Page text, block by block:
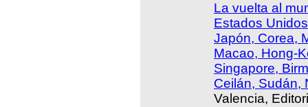
La vuelta al
Estados
Japón, Corea,
Macao, Hong-
Singapore,
Ceilán, Sudán,
Valencia,